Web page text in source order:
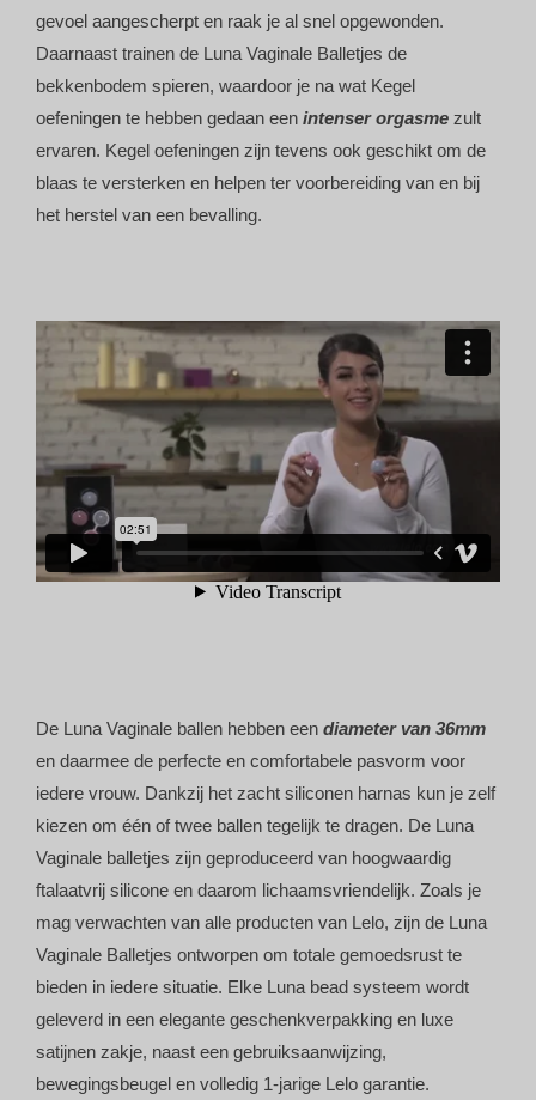
gevoel aangescherpt en raak je al snel opgewonden.
Daarnaast trainen de Luna Vaginale Balletjes de
bekkenbodem spieren, waardoor je na wat Kegel
oefeningen te hebben gedaan een intenser orgasme zult
ervaren. Kegel oefeningen zijn tevens ook geschikt om de
blaas te versterken en helpen ter voorbereiding van en bij
het herstel van een bevalling.
De Luna Vaginale ballen hebben een diameter van 36mm
en daarmee de perfecte en comfortabele pasvorm voor
iedere vrouw. Dankzij het zacht siliconen harnas kun je zelf
kiezen om één of twee ballen tegelijk te dragen. De Luna
Vaginale balletjes zijn geproduceerd van hoogwaardig
ftalaatvrij silicone en daarom lichaamsvriendelijk. Zoals je
mag verwachten van alle producten van Lelo, zijn de Luna
Vaginale Balletjes ontworpen om totale gemoedsrust te
bieden in iedere situatie. Elke Luna bead systeem wordt
geleverd in een elegante geschenkverpakking en luxe
satijnen zakje, naast een gebruiksaanwijzing,
bewegingsbeugel en volledig 1-jarige Lelo garantie.